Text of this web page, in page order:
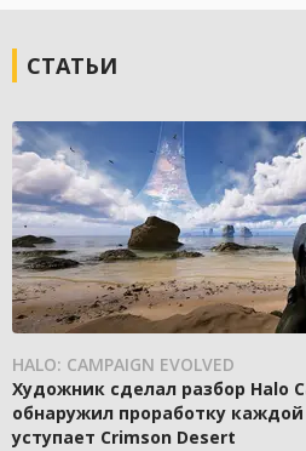
СТАТЬИ
HALO: CAMPAIGN EVOLVED
Художник сделал разбор Halo
обнаружил проработку
уступает Crimson Desert